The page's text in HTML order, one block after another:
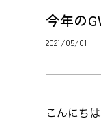
今年の
2021/05/01
こんにちは